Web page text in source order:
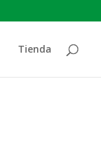
Tienda